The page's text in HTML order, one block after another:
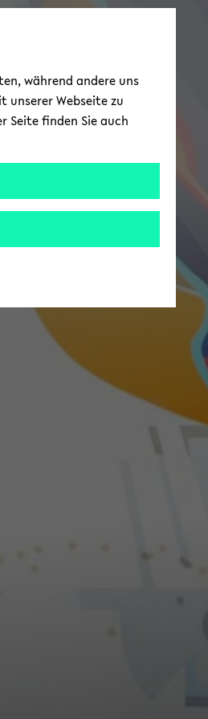
während andere uns
unserer Webseite zu
Seite finden Sie auch